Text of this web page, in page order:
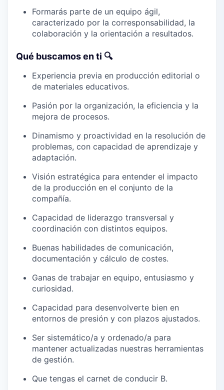
Formarás parte de un equipo ágil,
caracterizado por la corresponsabilidad, la
colaboración y la orientación a resultados.
Qué buscamos en ti 🔍
Experiencia previa en producción editorial o
de materiales educativos.
Pasión por la organización, la eficiencia y la
mejora de procesos.
Dinamismo y proactividad en la resolución de
problemas, con capacidad de aprendizaje y
adaptación.
Visión estratégica para entender el impacto
de la producción en el conjunto de la
compañía.
Capacidad de liderazgo transversal y
coordinación con distintos equipos.
Buenas habilidades de comunicación,
documentación y cálculo de costes.
Ganas de trabajar en equipo, entusiasmo y
curiosidad.
Capacidad para desenvolverte bien en
entornos de presión y con plazos ajustados.
Ser sistemático/a y ordenado/a para
mantener actualizadas nuestras herramientas
de gestión.
Que tengas el carnet de conducir B.